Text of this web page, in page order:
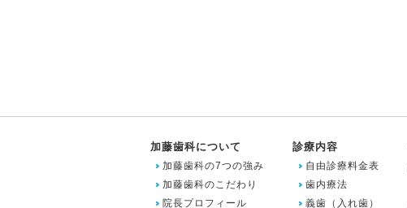
加藤歯科について
加藤歯科の7つの強み
加藤歯科のこだわり
院長プロフィール
診療内容
自由診療料金表
歯内療法
義歯（入れ歯）